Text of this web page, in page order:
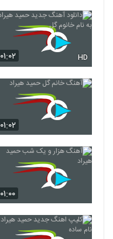
۰۱:۰۲ HD
۰۱:۰۲
۰۱:۰۰